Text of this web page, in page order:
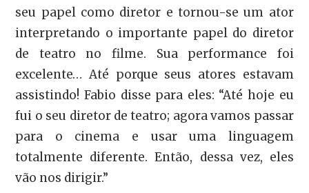
seu papel como diretor e tornou-se um ator
interpretando o importante papel do diretor
de teatro no filme. Sua performance foi
excelente… Até porque seus atores estavam
assistindo! Fabio disse para eles: “Até hoje eu
fui o seu diretor de teatro; agora vamos passar
para o cinema e usar uma linguagem
totalmente diferente. Então, dessa vez, eles
vão nos dirigir.”